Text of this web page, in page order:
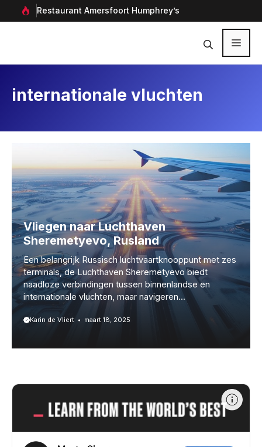
naar
Restaurant Amersfoort Humphrey’s
internationale vluchten
Vliegen naar Luchthaven
Sheremetyevo, Rusland
Een belangrijk Russisch luchtvaartknooppunt met zes
terminals, de Luchthaven Sheremetyevo biedt
naadloze verbindingen tussen binnenlandse en
internationale vluchten, maar navigeren...
Karin de Vliert maart 18, 2025